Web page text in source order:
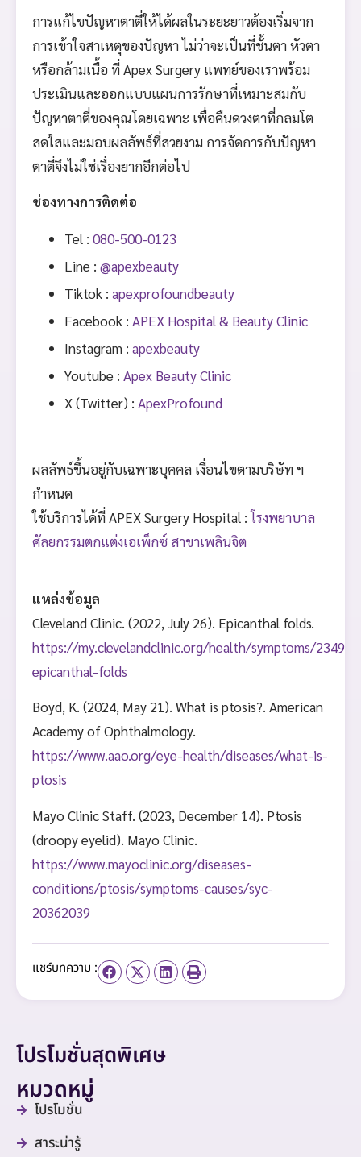
การแก้ไขปัญหาตาตี่ให้ได้ผลในระยะยาวต้องเริ่มจาก
การเข้าใจสาเหตุของปัญหา ไม่ว่าจะเป็นที่ชั้นตา หัวตา
หรือกล้ามเนื้อ ที่ Apex Surgery แพทย์ของเราพร้อม
ประเมินและออกแบบแผนการรักษาที่เหมาะสมกับ
ปัญหาตาตี่ของคุณโดยเฉพาะ เพื่อคืนดวงตาที่กลมโต
สดใสและมอบผลลัพธ์ที่สวยงาม การจัดการกับปัญหา
ตาตี่จึงไม่ใช่เรื่องยากอีกต่อไป
ช่องทางการติดต่อ
Tel : 080-500-0123
Line : @apexbeauty
Tiktok : apexprofoundbeauty
Facebook : APEX Hospital & Beauty Clinic
Instagram : apexbeauty
Youtube : Apex Beauty Clinic
X (Twitter) : ApexProfound
ผลลัพธ์ขึ้นอยู่กับเฉพาะบุคคล เงื่อนไขตามบริษัท ฯ
กำหนด
ใช้บริการได้ที่ APEX Surgery Hospital :โรงพยาบาล
ศัลยกรรมตกแต่งเอเพ็กซ์ สาขาเพลินจิต
แหล่งข้อมูล
Cleveland Clinic. (2022, July 26). Epicanthal folds.
https://my.clevelandclinic.org/health/symptoms/23491-
epicanthal-folds
Boyd, K. (2024, May 21). What is ptosis?. American
Academy of Ophthalmology.
https://www.aao.org/eye-health/diseases/what-is-
ptosis
Mayo Clinic Staff. (2023, December 14). Ptosis
(droopy eyelid). Mayo Clinic.
https://www.mayoclinic.org/diseases-
conditions/ptosis/symptoms-causes/syc-
20362039
แชร์บทความ :
โปรโมชั่นสุดพิเศษ
หมวดหมู่
โปรโมชั่น
สาระน่ารู้